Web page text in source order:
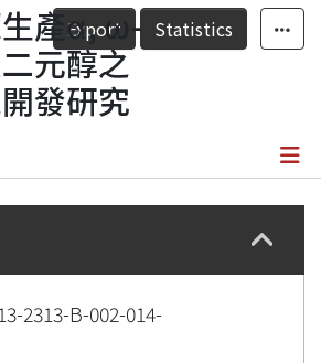
Export Statistics
產α, ω-
元醇之
發研究
Details
2313-B-002-014-